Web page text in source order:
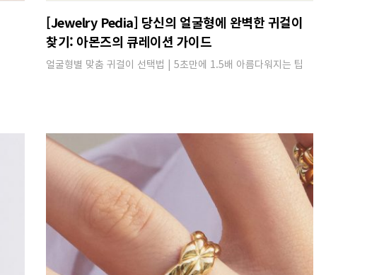
[Jewelry Pedia] 당신의 얼굴형에 완벽한 귀걸이
찾기: 아몬즈의 큐레이션 가이드
얼굴형별 맞춤 귀걸이 선택법 | 5초만에 1.5배 아름다워지는 팁​